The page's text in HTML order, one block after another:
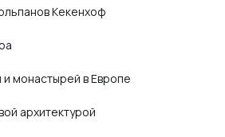
Кекенхоф
монастырей в Европе
архитектурой